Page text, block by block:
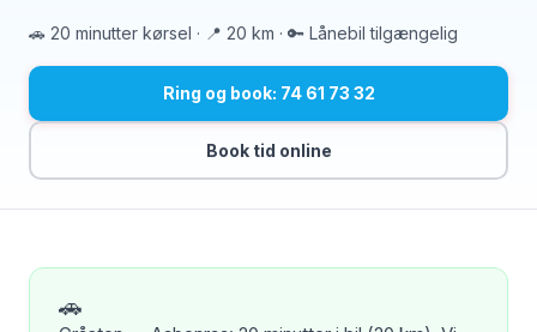
🚗 20 minutter kørsel · 📍 20 km · 🔑 Lånebil tilgængelig
Ring og book: 74 61 73 32
Book tid online
🚗